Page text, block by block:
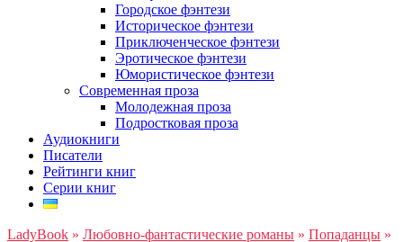
Городское фэнтези
Историческое фэнтези
Приключенческое фэнтези
Эротическое фэнтези
Юмористическое фэнтези
Современная проза
Молодежная проза
Подростковая проза
Аудиокниги
Писатели
Рейтинги книг
Серии книг
LadyBook » Любовно-фантастические романы » Попаданцы »